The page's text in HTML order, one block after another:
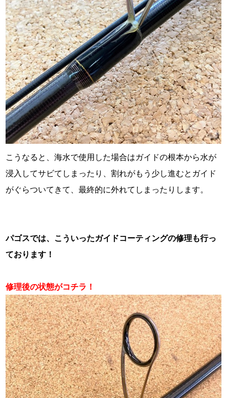
こうなると、海水で使用した場合はガイドの根本から水が
浸入してサビてしまったり、割れがもう少し進むとガイド
がぐらついてきて、最終的に外れてしまったりします。
パゴスでは、こういったガイドコーティングの修理も行っ
ております！
修理後の状態がコチラ！